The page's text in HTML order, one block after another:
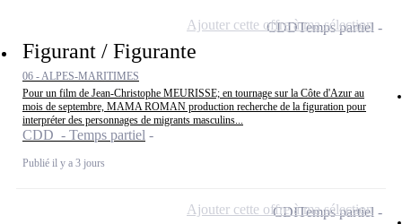
Figurant / Figurante
06 - ALPES-MARITIMES
Pour un film de Jean-Christophe MEURISSE; en tournage sur la Côte d'Azur au
mois de septembre, MAMA ROMAN production recherche de la figuration pour
interpréter des personnages de migrants masculins...
CDD - Temps partiel
Publié il y a 3 jours
CDDTemps partiel
Ajouter cette offre à ma sélection
CDITemps partiel
Ajouter cette offre à ma sélection